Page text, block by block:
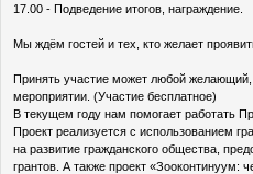
17.00 - Подведение итогов, награждение.
Мы ждём гостей и тех, кто желает
Принять участие может любой желающий,
мероприятии. (Участие бесплатное)
В текущем году нам помогает работать
Проект реализуется с использованием
на развитие гражданского общества,
грантов. А также проект «Зооконтинуум: